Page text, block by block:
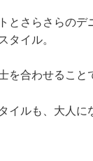
とさらさらのデ
タイル。
を合わせること
イルも、大人に